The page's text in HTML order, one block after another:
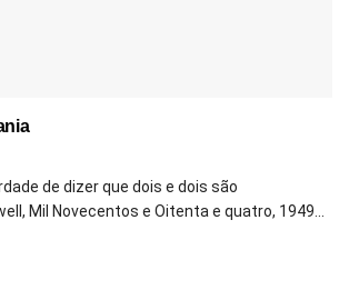
de dizer que dois e dois são
Mil Novecentos e Oitenta e quatro, 1949...